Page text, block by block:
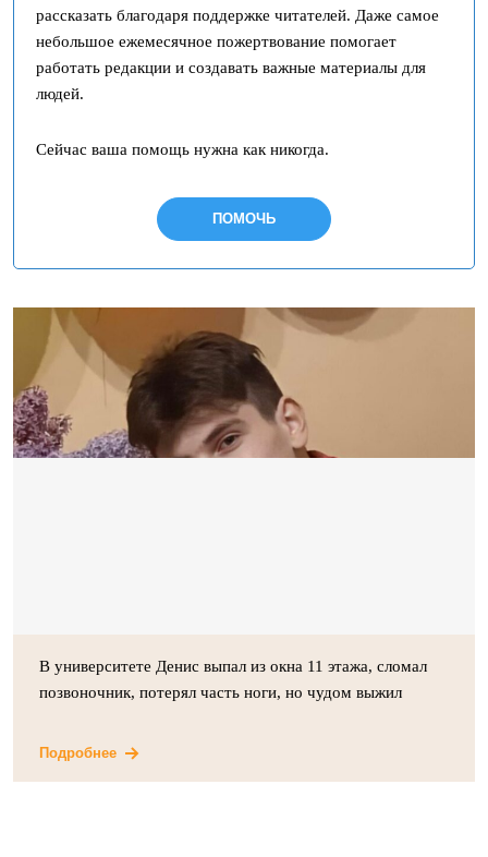
рассказать благодаря поддержке читателей. Даже самое
небольшое ежемесячное пожертвование помогает
работать редакции и создавать важные материалы для
людей.
Сейчас ваша помощь нужна как никогда.
ПОМОЧЬ
В университете Денис выпал из окна 11 этажа, сломал
позвоночник, потерял часть ноги, но чудом выжил
Подробнее